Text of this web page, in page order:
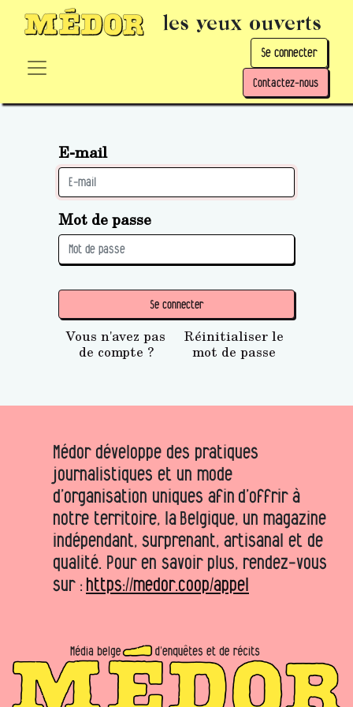
les yeux ouverts
Se connecter
Contactez-nous
E-mail
Mot de passe
Se connecter
Vous n'avez pas
de compte ?
Réinitialiser le
mot de passe
Médor développe des pratiques
journalistiques et un mode
d’organisation uniques afin d’offrir à
notre territoire, la Belgique, un magazine
indépendant, surprenant, artisanal et de
qualité. Pour en savoir plus, rendez-vous
sur : https://medor.coop/appel